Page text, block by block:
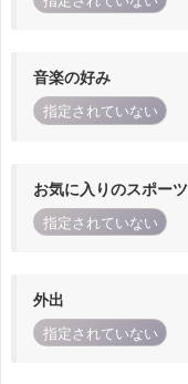
音楽の好み
指定されていない
お気に入りのスポーツ
指定されていない
外出
指定されていない